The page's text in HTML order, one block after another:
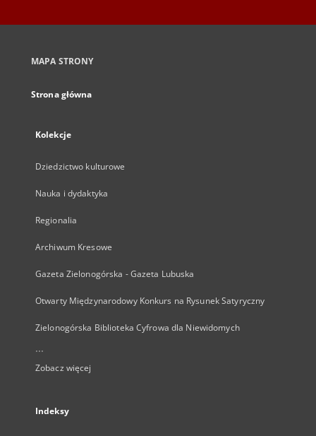
MAPA STRONY
Strona główna
Kolekcje
Dziedzictwo kulturowe
Nauka i dydaktyka
Regionalia
Archiwum Kresowe
Gazeta Zielonogórska - Gazeta Lubuska
Otwarty Międzynarodowy Konkurs na Rysunek Satyryczny
Zielonogórska Biblioteka Cyfrowa dla Niewidomych
...
Zobacz więcej
Indeksy